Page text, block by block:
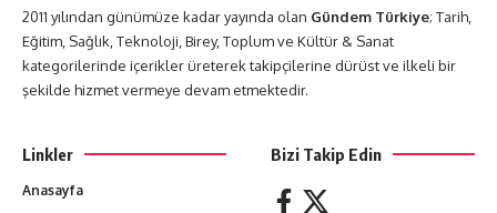
2011 yılından günümüze kadar yayında olan Gündem Türkiye; Tarih,
Eğitim, Sağlık, Teknoloji, Birey, Toplum ve Kültür & Sanat
kategorilerinde içerikler üreterek takipçilerine dürüst ve ilkeli bir
şekilde hizmet vermeye devam etmektedir.
Linkler
Anasayfa
Bizi Takip Edin